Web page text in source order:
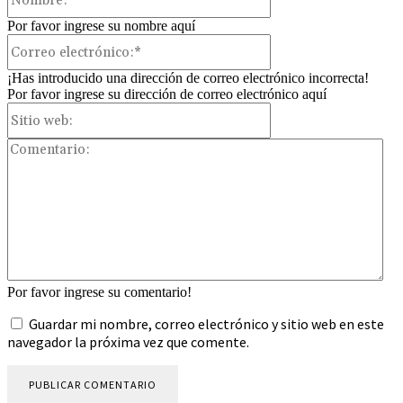
Por favor ingrese su nombre aquí
¡Has introducido una dirección de correo electrónico incorrecta!
Por favor ingrese su dirección de correo electrónico aquí
Por favor ingrese su comentario!
Guardar mi nombre, correo electrónico y sitio web en este
navegador la próxima vez que comente.